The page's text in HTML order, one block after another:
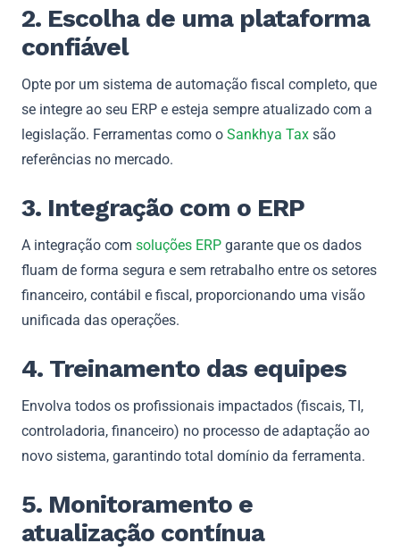
2. Escolha de uma plataforma
confiável
Opte por um sistema de automação fiscal completo, que
se integre ao seu ERP e esteja sempre atualizado com a
legislação. Ferramentas como o Sankhya Tax são
referências no mercado.
3. Integração com o ERP
A integração com soluções ERP garante que os dados
fluam de forma segura e sem retrabalho entre os setores
financeiro, contábil e fiscal, proporcionando uma visão
unificada das operações.
4. Treinamento das equipes
Envolva todos os profissionais impactados (fiscais, TI,
controladoria, financeiro) no processo de adaptação ao
novo sistema, garantindo total domínio da ferramenta.
5. Monitoramento e
atualização contínua